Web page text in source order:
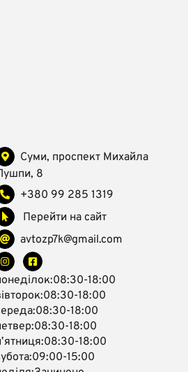
Суми, проспект Михайла
8
+380 99 285 1319
Перейти на сайт
avtozp7k@gmail.com
18:00
18:00
18:00
18:00
18:00
15:00